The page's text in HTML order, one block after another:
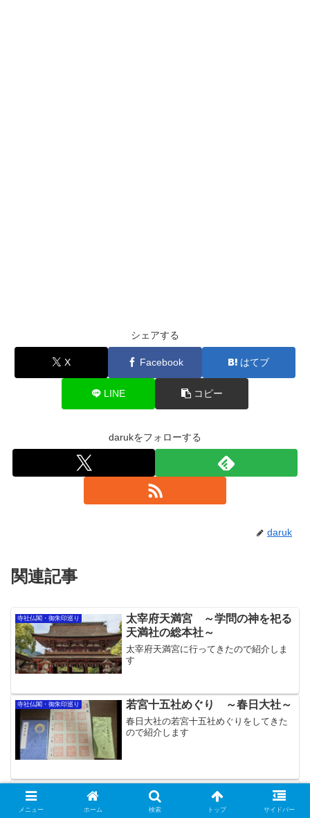
シェアする
X Facebook はてブ
LINE コピー
darukをフォローする
daruk
関連記事
寺社仏閣・御朱印巡り
太宰府天満宮 ～学問の神を祀る
天満社の総本社～
太宰府天満宮に行ってきたので紹介しま
す
寺社仏閣・御朱印巡り 若宮十五社めぐり ～春日大社～
春日大社の若宮十五社めぐりをしてきた
ので紹介します
寺社仏閣・御朱印巡り
諏訪大社 下社 秋宮・春宮 ～1
日で四社めぐり～
メニュー ホーム 検索 トップ サイドバー